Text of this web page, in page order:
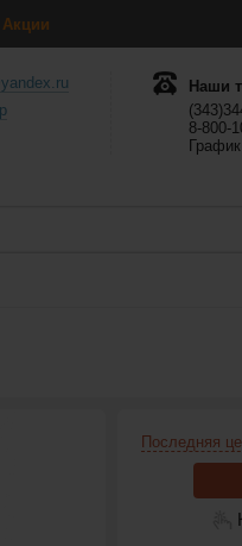
Акции
Наши
8-800-
Последняя